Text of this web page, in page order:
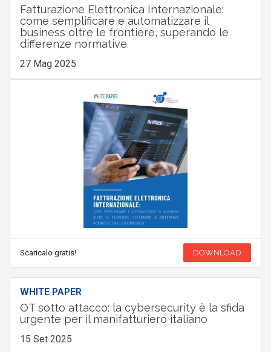
Fatturazione Elettronica Internazionale:
come semplificare e automatizzare il
business oltre le frontiere, superando le
differenze normative
27 Mag 2025
Scaricalo gratis! DOWNLOAD
WHITE PAPER
OT sotto attacco: la cybersecurity è la sfida
urgente per il manifatturiero italiano
15 Set 2025